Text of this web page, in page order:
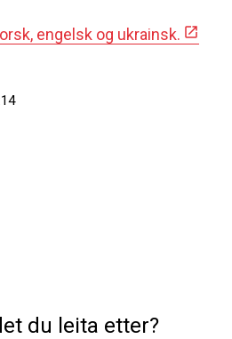
engelsk og ukrainsk.
du leita etter?